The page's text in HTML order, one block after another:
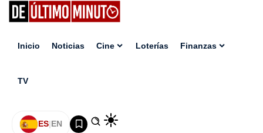
Inicio Noticias Cine Loterías Finanzas
TV
ES|EN